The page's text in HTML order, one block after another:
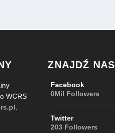
WCRS
ZNAJDŹ NAS
Facebook
0Mil Followers
Twitter
203 Followers